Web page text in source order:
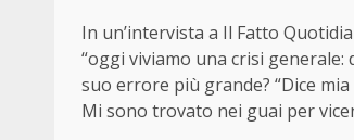
In un’intervista a Il Fatto
“oggi viviamo una crisi generale:
suo errore più grande? “Dice
Mi sono trovato nei guai per